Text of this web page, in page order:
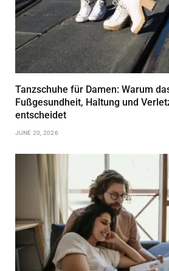
Tanzschuhe für Damen: Warum
Fußgesundheit, Haltung und
entscheidet
JUNE 20, 2026